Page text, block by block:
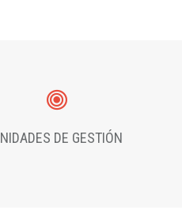
DE GESTIÓN